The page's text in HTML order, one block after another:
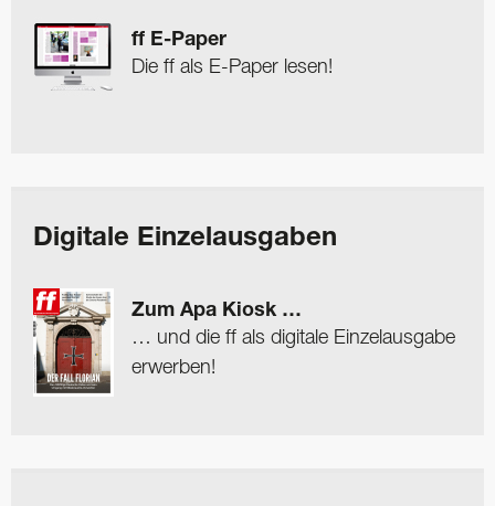
ff E-Paper
Die ff als E-Paper lesen!
Digitale Einzelausgaben
Zum Apa Kiosk …
… und die ff als digitale Einzelausgabe
erwerben!